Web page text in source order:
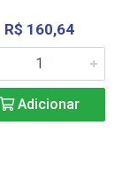
R$ 160,64
Adicionar